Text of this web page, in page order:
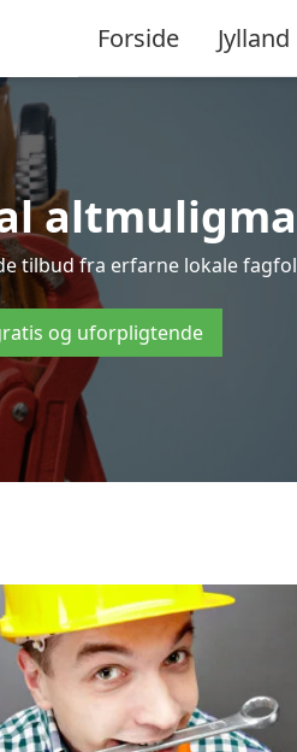
Forside Jylland
tilbud fra erfarne lokale
og uforpligtende